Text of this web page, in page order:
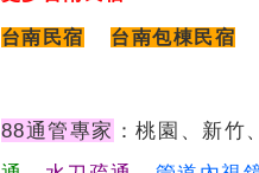
台南民宿 台南包棟民宿
88通管專家 ：桃園、新竹